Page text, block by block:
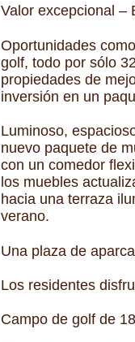
Valor excepcional –
Oportunidades
golf, todo por sólo
propiedades de
inversión en un
Luminoso,
nuevo paquete de
con un comedor
los muebles
hacia una terraza
verano.
Una plaza de
Los residentes
Campo de golf de